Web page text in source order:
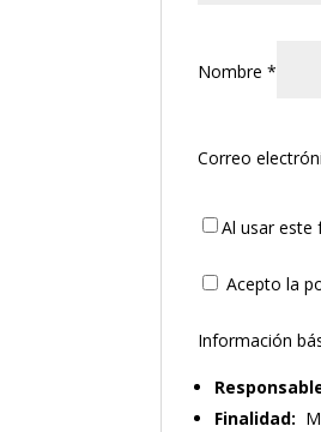
Nombre*
Correo
Al usar
Acepto la
Información
Finalidad: